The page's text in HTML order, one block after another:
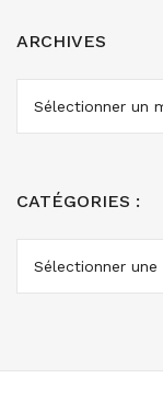
ARCHIVES
CATÉGORIES :